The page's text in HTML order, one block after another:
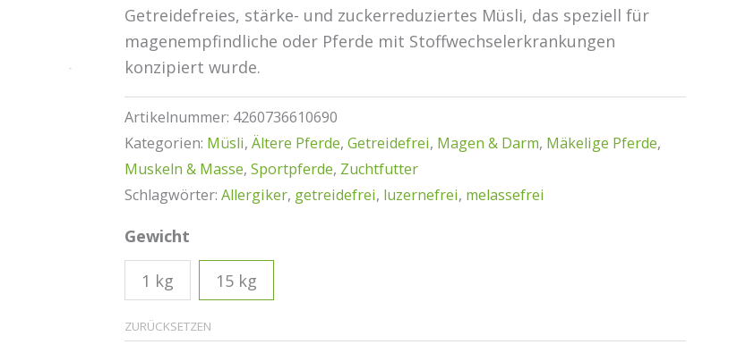
Getreidefreies, stärke- und zuckerreduziertes Müsli, das speziell für
magenempfindliche oder Pferde mit Stoffwechselerkrankungen
konzipiert wurde.
Artikelnummer: 4260736610690
Kategorien: Müsli, Ältere Pferde, Getreidefrei, Magen & Darm, Mäkelige Pferde,
Muskeln & Masse, Sportpferde, Zuchtfutter
Schlagwörter: Allergiker, getreidefrei, luzernefrei, melassefrei
Gewicht
1 kg 15 kg
ZURÜCKSETZEN